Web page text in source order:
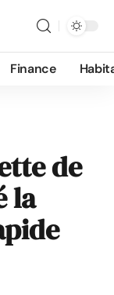
Finance
de
la